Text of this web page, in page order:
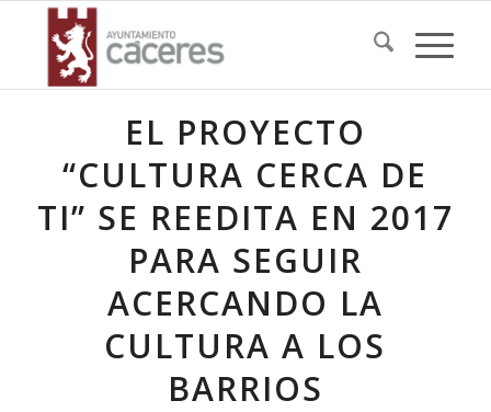
EL PROYECTO
“CULTURA CERCA DE
TI” SE REEDITA EN 2017
PARA SEGUIR
ACERCANDO LA
CULTURA A LOS
BARRIOS